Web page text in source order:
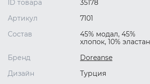
ID товара
35178
Артикул
7101
Состав
45% модал, 45%
хлопок, 10% эластан
Бренд
Doreanse
Дизайн
Турция